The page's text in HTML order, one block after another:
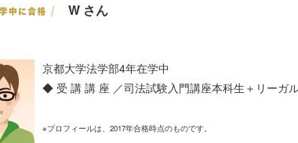
W さん
京都大学法学部4年在学中
◆ 受 講 講 座 ／司法試験入門講座本科生＋リー
※プロフィールは、2017年合格時点のものです。